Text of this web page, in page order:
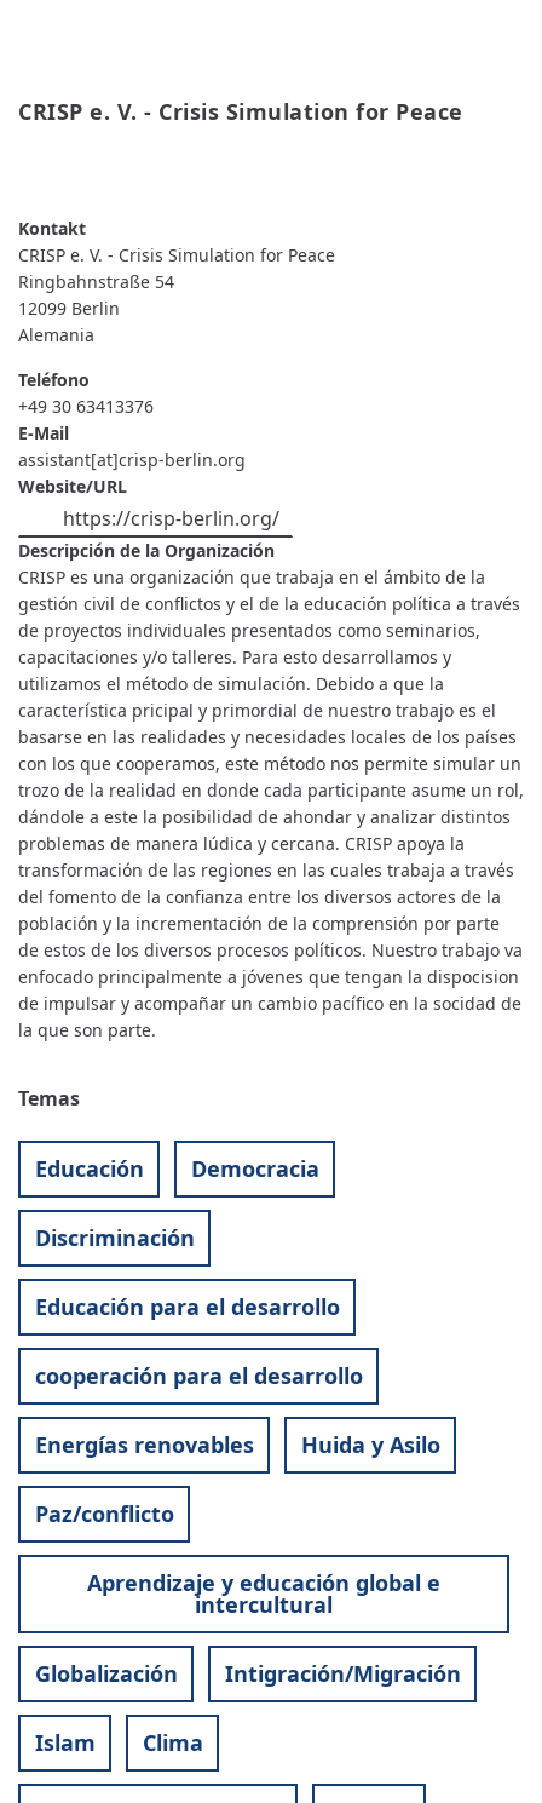
CRISP e. V. - Crisis Simulation for Peace
-
CRISIS
SIMULATION
FOR
CRISP e. V. - Crisis Simulation for Peace
Ringbahnstraße 54
12099 Berlin
Alemania
Teléfono
+49 30 63413376
E-Mail
assistant[at]crisp-berlin.org
Website/URL
https://crisp-berlin.org/
Descripción de la Organización
CRISP es una organización que trabaja en el ámbito de la
gestión civil de conflictos y el de la educación política a través
de proyectos individuales presentados como seminarios,
capacitaciones y/o talleres. Para esto desarrollamos y
utilizamos el método de simulación. Debido a que la
característica pricipal y primordial de nuestro trabajo es el
basarse en las realidades y necesidades locales de los países
con los que cooperamos, este método nos permite simular un
trozo de la realidad en donde cada participante asume un rol,
dándole a este la posibilidad de ahondar y analizar distintos
problemas de manera lúdica y cercana. CRISP apoya la
transformación de las regiones en las cuales trabaja a través
del fomento de la confianza entre los diversos actores de la
población y la incrementación de la comprensión por parte
de estos de los diversos procesos políticos. Nuestro trabajo va
enfocado principalmente a jóvenes que tengan la dispocision
de impulsar y acompañar un cambio pacífico en la socidad de
la que son parte.
Temas
Educación Democracia
Discriminación
Educación para el desarrollo
cooperación para el desarrollo
Energías renovables Huida y Asilo
Paz/conflicto
Aprendizaje y educación global e
intercultural
Globalización Intigración/Migración
Islam Clima